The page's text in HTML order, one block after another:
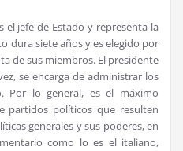
el jefe de Estado y representa la
dura siete años y es elegido por
de sus miembros. El presidente
se encarga de administrar los
Por lo general, es el máximo
partidos políticos que resulten
generales y sus poderes, en
como lo es el italiano,